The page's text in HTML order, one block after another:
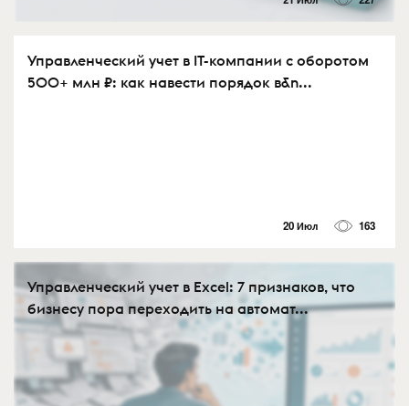
Управленческий учет в IT-компании с оборотом
500+ млн ₽: как навести порядок в&n...
20 Июл 163
Управленческий учет в Excel: 7 признаков, что
бизнесу пора переходить на автомат...